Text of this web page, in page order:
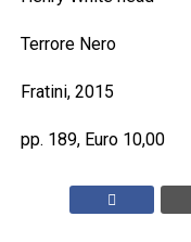
Terrore Nero
Fratini, 2015
pp. 189, Euro 10,00